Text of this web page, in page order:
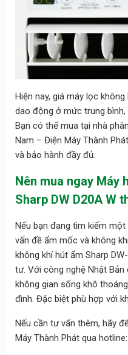
Hiện nay, giá máy lọc
dao động ở mức trung
Bạn có thể mua tại nhà
Nam – Điện Máy Thành
và bảo hành đầy đủ.
Nên mua ngay Máy
Sharp DW D20A W
Nếu bạn đang tìm kiếm
vấn đề ẩm mốc và không
không khí hút ẩm Sharp
tư. Với công nghệ Nhật Bản
không gian sống khô
đình. Đặc biệt phù hợp với
Nếu cần tư vấn thêm, hãy
Máy Thành Phát qua